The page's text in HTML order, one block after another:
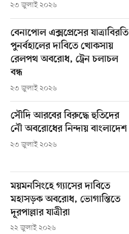
২৩ জুলাই ২০২৬
বেনাপোল এক্সপ্রেসের যাত্রাবিরতি
পুনর্বহালের দাবিতে খোকসায়
রেলপথ অবরোধ, ট্রেন চলাচল
বন্ধ
২৩ জুলাই ২০২৬
সৌদি আরবের বিরুদ্ধে হুতিদের
নৌ অবরোধের নিন্দায় বাংলাদেশ
২৩ জুলাই ২০২৬
ময়মনসিংহে গ্যাসের দাবিতে
মহাসড়ক অবরোধ, ভোগান্তিতে
দূরপাল্লার যাত্রীরা
২২ জুলাই ২০২৬